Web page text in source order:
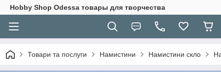
Hobbу Shop Odessa товары для творчества
Товари та послуги Намистини Намистини скло